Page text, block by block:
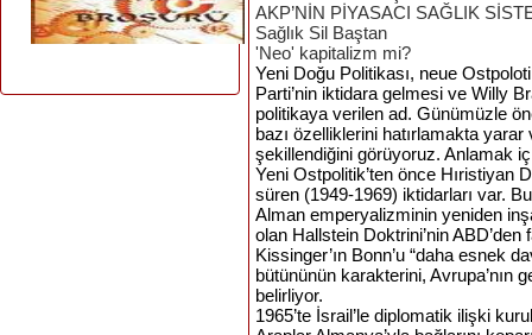
AKP’NİN PİYASACI SAĞLIK
Sağlık Sil Baştan
'Neo' kapitalizm mi?
Yeni Doğu Politikası, neue
Parti’nin iktidara gelmesi ve Willy
politikaya verilen ad. Günümüzle
bazı özelliklerini hatırlamakta yarar
şekillendiğini görüyoruz. Anlamak
Yeni Ostpolitik’ten önce Hıristiyan
süren (1949-1969) iktidarları var.
Alman emperyalizminin yeniden
olan Hallstein Doktrini’nin
Kissinger’ın Bonn’u “daha esnek
bütününün karakterini, Avrupa’nın
belirliyor.
1965’te İsrail’le diplomatik ilişki